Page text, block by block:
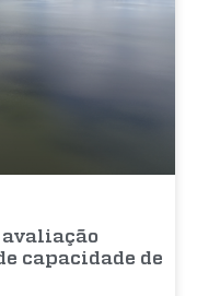
capacidade de